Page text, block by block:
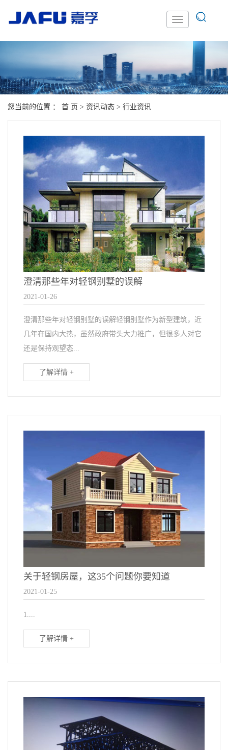
您当前的位置 ： 首 页 > 资讯动态 > 行业资讯
澄清那些年对轻钢别墅的误解
2021-01-26
澄清那些年对轻钢别墅的误解轻钢别墅作为新型建筑，近
几年在国内大热，虽然政府带头大力推广，但很多人对它
还是保持观望态...
了解详情 +
关于轻钢房屋，这35个问题你要知道
2021-01-25
1....
了解详情 +